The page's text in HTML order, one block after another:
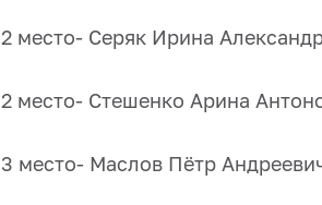
2 место- Серяк Ирина
2 место- Стешенко Арина
3 место- Маслов Пётр